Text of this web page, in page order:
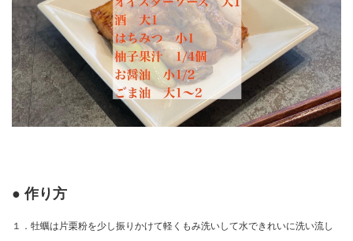
● 作り方
１．牡蠣は片栗粉を少し振りかけて軽くもみ洗いして水できれいに洗い流し